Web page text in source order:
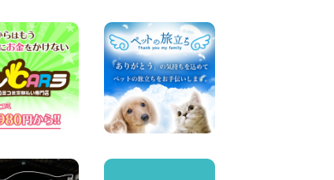
屋川太間東町店
100円レンタカー 寝屋川太間東町
2026年08月07日
夏季休暇のお知らせ 東京都
墨田両国店
100円レンタカー 墨田両国
2026年08月07日
夏季休暇のお知らせ 東京都
100円レンタカー 墨田文花
2026年08月07日